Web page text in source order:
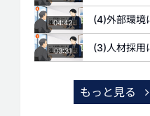
04:42
03:31
もっと見る